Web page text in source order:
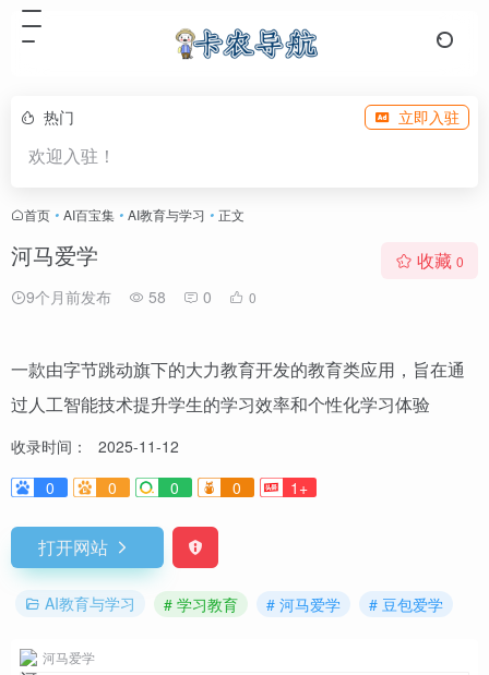
热门 立即入驻
欢迎入驻！
首页 • AI百宝集 • AI教育与学习 • 正文
河马爱学
9个月前发布 58 0 0
收藏 0
一款由字节跳动旗下的大力教育开发的教育类应用，旨在通
过人工智能技术提升学生的学习效率和个性化学习体验
收录时间：
2025-11-12
0
0 0 0 1+
打开网站
AI教育与学习 # 学习教育 # 河马爱学 # 豆包爱学
河马爱学